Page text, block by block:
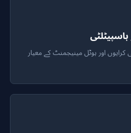
کرایوں اور ہوٹل مینیجمنٹ کے معیار